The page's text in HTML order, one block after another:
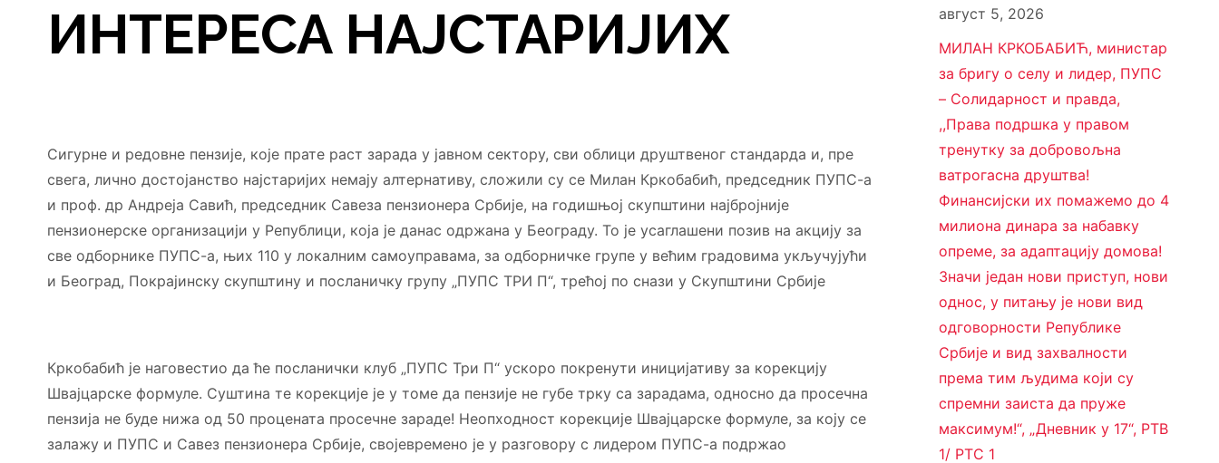
ИНТЕРЕСА НАЈСТАРИЈИХ
Сигурне и редовне пензије, које прате раст зарада у јавном сектору, сви облици друштвеног стандарда и, пре
свега, лично достојанство најстаријих немају алтернативу, сложили су се Милан Кркобабић, председник ПУПС-а
и проф. др Андреја Савић, председник Савеза пензионера Србије, на годишњој скупштини најбројније
пензионерске организацији у Републици, која је данас одржана у Београду. То је усаглашени позив на акцију за
све одборнике ПУПС-а, њих 110 у локалним самоуправама, за одборничке групе у већим градовима укључујући
и Београд, Покрајинску скупштину и посланичку групу „ПУПС ТРИ П“, трећој по снази у Скупштини Србије
Кркобабић је наговестио да ће посланички клуб „ПУПС Три П“ ускоро покренути иницијативу за корекцију
Швајцарске формуле. Суштина те корекције је у томе да пензије не губе трку са зарадама, односно да просечна
пензија не буде нижа од 50 процената просечне зараде! Неопходност корекције Швајцарске формуле, за коју се
залажу и ПУПС и Савез пензионера Србије, својевремено је у разговору с лидером ПУПС-а подржао
август 5, 2026
МИЛАН КРКОБАБИЋ, министар
за бригу о селу и лидер, ПУПС
– Солидарност и правда,
,,Права подршка у правом
тренутку за добровољна
ватрогасна друштва!
Финансијски их помажемо до 4
милиона динара за набавку
опреме, за адаптацију домова!
Значи један нови приступ, нови
однос, у питању је нови вид
одговорности Републике
Србије и вид захвалности
према тим људима који су
спремни заиста да пруже
максимум!“, „Дневник у 17“, РТВ
1/ РТС 1